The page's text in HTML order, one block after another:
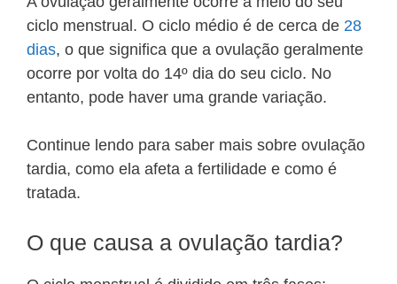
ciclo menstrual. O ciclo médio é de cerca de 28
dias, o que significa que a ovulação geralmente
ocorre por volta do 14º dia do seu ciclo. No
entanto, pode haver uma grande variação.
Continue lendo para saber mais sobre ovulação
tardia, como ela afeta a fertilidade e como é
tratada.
O que causa a ovulação tardia?